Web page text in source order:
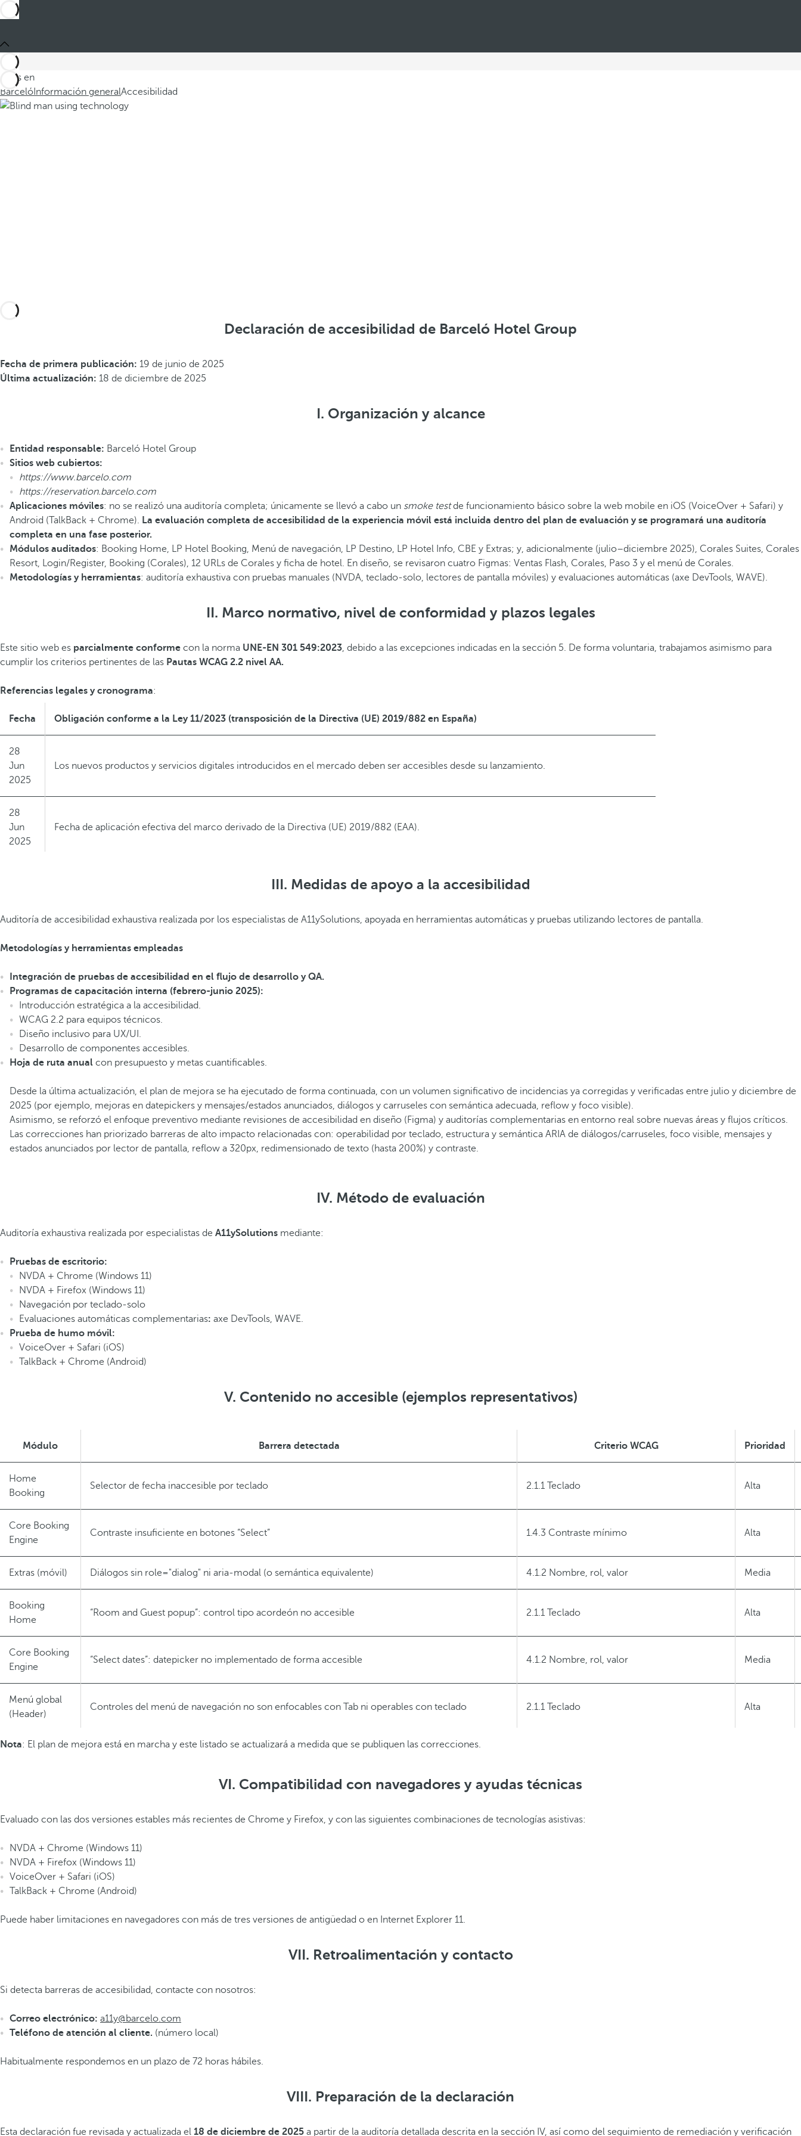
Estás en
Barceló Información generalAccesibilidad
Declaración de accesibilidad de Barceló Hotel Group
Fecha de primera publicación: 19 de junio de 2025
Última actualización: 18 de diciembre de 2025
I. Organización y alcance
Entidad responsable: Barceló Hotel Group
Sitios web cubiertos:
https://www.barcelo.com
https://reservation.barcelo.com
Aplicaciones móviles: no se realizó una auditoría completa; únicamente se llevó a cabo un smoke testde funcionamiento básico sobre la web mobile en iOS (VoiceOver + Safari) y
Android (TalkBack + Chrome). La evaluación completa de accesibilidad de la experiencia móvil está incluida dentro del plan de evaluación y se programará una auditoría
completa en una fase posterior.
Módulos auditados: Booking Home, LP Hotel Booking, Menú de navegación, LP Destino, LP Hotel Info, CBE y Extras; y, adicionalmente (julio–diciembre 2025), Corales Suites, Corales
Resort, Login/Register, Booking (Corales), 12 URLs de Corales y ficha de hotel. En diseño, se revisaron cuatro Figmas: Ventas Flash, Corales, Paso 3 y el menú de Corales.
Metodologías y herramientas: auditoría exhaustiva con pruebas manuales (NVDA, teclado-solo, lectores de pantalla móviles) y evaluaciones automáticas (axe DevTools, WAVE).
II. Marco normativo, nivel de conformidad y plazos legales
Este sitio web es parcialmente conforme con la norma UNE-EN 301 549:2023, debido a las excepciones indicadas en la sección 5. De forma voluntaria, trabajamos asimismo para
cumplir los criterios pertinentes de las Pautas WCAG 2.2 nivel AA.
Referencias legales y cronograma:
Fecha Obligación conforme a la Ley 11/2023 (transposición de la Directiva (UE) 2019/882 en España)
28
Jun
2025
Los nuevos productos y servicios digitales introducidos en el mercado deben ser accesibles desde su lanzamiento.
28
Jun
2025
Fecha de aplicación efectiva del marco derivado de la Directiva (UE) 2019/882 (EAA).
Fin del periodo transitorio previsto para determinados supuestos (p. ej., uso continuado de ciertos productos previos y/o contratos de servicios preexistentes, según el
III. Medidas de apoyo a la accesibilidad
Auditoría de accesibilidad exhaustiva realizada por los especialistas de A11ySolutions, apoyada en herramientas automáticas y pruebas utilizando lectores de pantalla.
Metodologías y herramientas empleadas
Integración de pruebas de accesibilidad en el flujo de desarrollo y QA.
Programas de capacitación interna (febrero-junio 2025):
Introducción estratégica a la accesibilidad.
WCAG 2.2 para equipos técnicos.
Diseño inclusivo para UX/UI.
Desarrollo de componentes accesibles.
Hoja de ruta anual con presupuesto y metas cuantificables.
Desde la última actualización, el plan de mejora se ha ejecutado de forma continuada, con un volumen significativo de incidencias ya corregidas y verificadas entre julio y diciembre de
2025 (por ejemplo, mejoras en datepickers y mensajes/estados anunciados, diálogos y carruseles con semántica adecuada, reflow y foco visible).
Asimismo, se reforzó el enfoque preventivo mediante revisiones de accesibilidad en diseño (Figma) y auditorías complementarias en entorno real sobre nuevas áreas y flujos críticos.
Las correcciones han priorizado barreras de alto impacto relacionadas con: operabilidad por teclado, estructura y semántica ARIA de diálogos/carruseles, foco visible, mensajes y
estados anunciados por lector de pantalla, reflow a 320px, redimensionado de texto (hasta 200%) y contraste.
IV. Método de evaluación
Auditoría exhaustiva realizada por especialistas de A11ySolutions mediante:
Pruebas de escritorio:
NVDA + Chrome (Windows 11)
NVDA + Firefox (Windows 11)
Navegación por teclado-solo
Evaluaciones automáticas complementarias: axe DevTools, WAVE.
Prueba de humo móvil:
VoiceOver + Safari (iOS)
TalkBack + Chrome (Android)
V. Contenido no accesible (ejemplos representativos)
Módulo Barrera detectada Criterio WCAG Prioridad
Home
Booking
Selector de fecha inaccesible por teclado 2.1.1 Teclado Alta
Core Booking
Engine
Contraste insuficiente en botones “Select” 1.4.3 Contraste mínimo Alta
Extras (móvil) Diálogos sin role="dialog" ni aria-modal (o semántica equivalente) 4.1.2 Nombre, rol, valor Media
Booking
Home
“Room and Guest popup”: control tipo acordeón no accesible 2.1.1 Teclado Alta
Core Booking
Engine
“Select dates”: datepicker no implementado de forma accesible 4.1.2 Nombre, rol, valor Media
Menú global
(Header)
Controles del menú de navegación no son enfocables con Tab ni operables con teclado 2.1.1 Teclado Alta
Menú global
Nota: El plan de mejora está en marcha y este listado se actualizará a medida que se publiquen las correcciones.
VI. Compatibilidad con navegadores y ayudas técnicas
Evaluado con las dos versiones estables más recientes de Chrome y Firefox, y con las siguientes combinaciones de tecnologías asistivas:
NVDA + Chrome (Windows 11)
NVDA + Firefox (Windows 11)
VoiceOver + Safari (iOS)
TalkBack + Chrome (Android)
Puede haber limitaciones en navegadores con más de tres versiones de antigüedad o en Internet Explorer 11.
VII. Retroalimentación y contacto
Si detecta barreras de accesibilidad, contacte con nosotros:
Correo electrónico: a11y@barcelo.com
Teléfono de atención al cliente. (número local)
Habitualmente respondemos en un plazo de 72 horas hábiles.
VIII. Preparación de la declaración
Esta declaración fue revisada y actualizada el 18 de diciembre de 2025 a partir de la auditoría detallada descrita en la sección IV, así como del seguimiento de remediación y verificación